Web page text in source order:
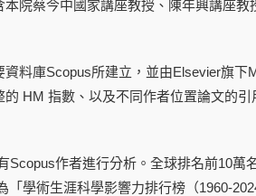
院蔡今中國家講座教授、陳年興講座
料庫Scopus所建立，並由Elsevier旗下
HM 指數、以及不同作者位置論文的
Scopus作者進行分析。全球排名前10萬
學術生涯科學影響力排行榜（1960-